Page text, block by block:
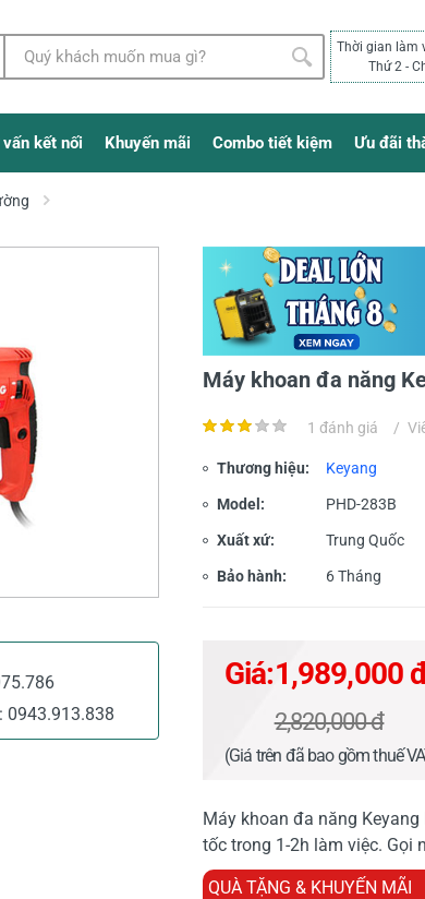
Thời gian làm
Thứ 2 -
vấn kết nối Khuyến mãi Combo tiết kiệm Ưu đãi
0943.913.838
Máy khoan đa năng
1 đánh giá /
Thương hiệu: Keyang
Model: PHD-283B
Xuất xứ: Trung Quốc
Bảo hành: 6 Tháng
Giá:1,989,000
2,820,000 đ
(Giá trên đã bao gồm thuế
Máy khoan đa năng
tốc trong 1-2h làm việc. Gọi
QUÀ TẶNG & KHUYẾN MÃI